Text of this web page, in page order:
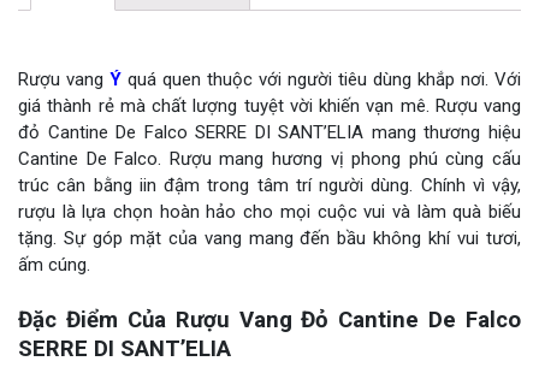
Rượu vang Ý quá quen thuộc với người tiêu dùng khắp nơi. Với
giá thành rẻ mà chất lượng tuyệt vời khiến vạn mê. Rượu vang
đỏ Cantine De Falco SERRE DI SANT’ELIA mang thương hiệu
Cantine De Falco. Rượu mang hương vị phong phú cùng cấu
trúc cân bằng iin đậm trong tâm trí người dùng. Chính vì vậy,
rượu là lựa chọn hoàn hảo cho mọi cuộc vui và làm quà biếu
tặng. Sự góp mặt của vang mang đến bầu không khí vui tươi,
ấm cúng.
Đặc Điểm Của Rượu Vang Đỏ Cantine De Falco
SERRE DI SANT’ELIA